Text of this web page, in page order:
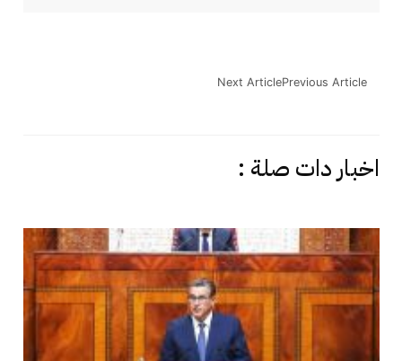
Previous Article
Next Article
اخبار دات صلة :